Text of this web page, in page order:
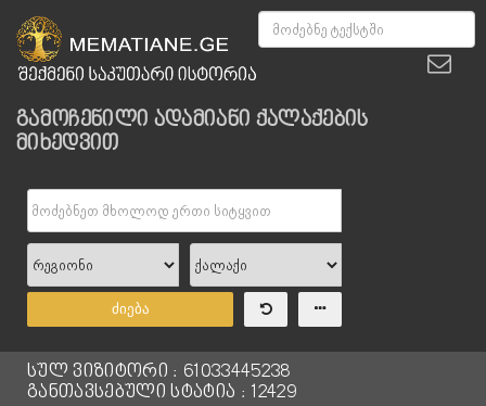
გამოჩენილი ადამიანი ქალაქების
მიხედვით
ძიება
სულ ვიზიტორი : 61033445238
განთავსებული სტატია : 12429